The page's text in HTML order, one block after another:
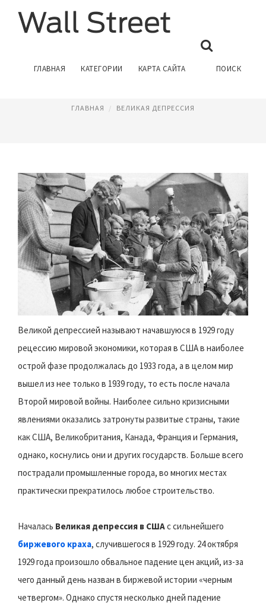
ГЛАВНАЯ КАТЕГОРИИ КАРТА САЙТА ПОИСК
ВЕЛИКАЯ ДЕПРЕССИЯ 1929
ГЛАВНАЯ ВЕЛИКАЯ ДЕПРЕССИЯ
Великой депрессией называют начавшуюся в 1929 году
рецессию мировой экономики, которая в США в наиболее
острой фазе продолжалась до 1933 года, а в целом мир
вышел из нее только в 1939 году, то есть после начала
Второй мировой войны. Наиболее сильно кризисными
явлениями оказались затронуты развитые страны, такие
как США, Великобритания, Канада, Франция и Германия,
однако, коснулись они и других государств. Больше всего
пострадали промышленные города, во многих местах
практически прекратилось любое строительство.
Началась Великая депрессия в СШАс сильнейшего
биржевого краха, случившегося в 1929 году. 24 октября
1929 года произошло обвальное падение цен акций, из-за
чего данный день назван в биржевой истории «черным
четвергом». Однако спустя несколько дней падение